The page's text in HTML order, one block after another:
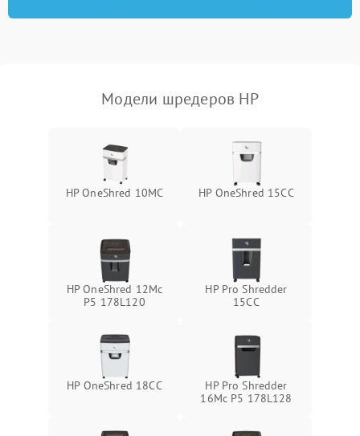
Модели шредеров HP
HP OneShred 10MC HP OneShred 15CC
HP OneShred 12Mc
P5 178L120
HP Pro Shredder
15CC
HP OneShred 18CC
HP Pro Shredder
16Mc P5 178L128